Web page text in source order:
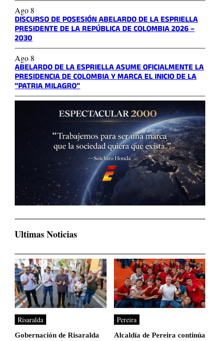
Ago 8
DISCURSO DE POSESIÓN ABELARDO DE LA ESPRIELLA
PRESIDENTE DE LA REPÚBLICA DE COLOMBIA 2026 –
2030
Ago 8
ABELARDO DE LA ESPRIELLA ASUME OFICIALMENTE LA
PRESIDENCIA DE COLOMBIA Y MARCA EL INICIO DE LA
“PATRIA MILAGRO”
Ultimas Noticias
Risaralda
Gobernación de Risaralda
Pereira
Alcaldía de Pereira continúa